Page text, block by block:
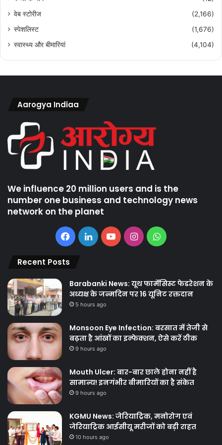
वेब स्टोरीज
(2,166)
स्पेशलिस्ट
(1,676)
स्वास्थ्य और बीमारियां
(4,104)
Aarogya Indiaa
We influence 20 million users and is the
number one business and technology news
network on the planet
Facebook
LinkedInYouTubeInstagramWhatsApp
Recent Posts
Barabanki News: यूथ फार्मेसिस्ट फेडरेशन के
अध्यक्ष के जन्मदिन पर 16 यूनिट रक्तदान
5 hours ago
Monsoon Eye Infection: बरसात में तेजी से
बढ़ता है आंखों का इन्फेक्शन, ऐसे करें ठीक
9 hours ago
Mouth Ulcer: बार-बार छाले होना नहीं है
सामान्य! इनगंभीर बीमारियों का है संकेत
9 hours ago
KGMU News: जेरियाट्रिक, मनोरोग एवं
जेरियाट्रिक आईसीयू मरीजों को बड़ी राहत
10 hours ago